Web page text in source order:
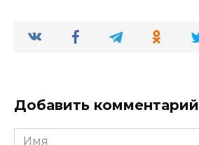
Добавить комментарий
Имя